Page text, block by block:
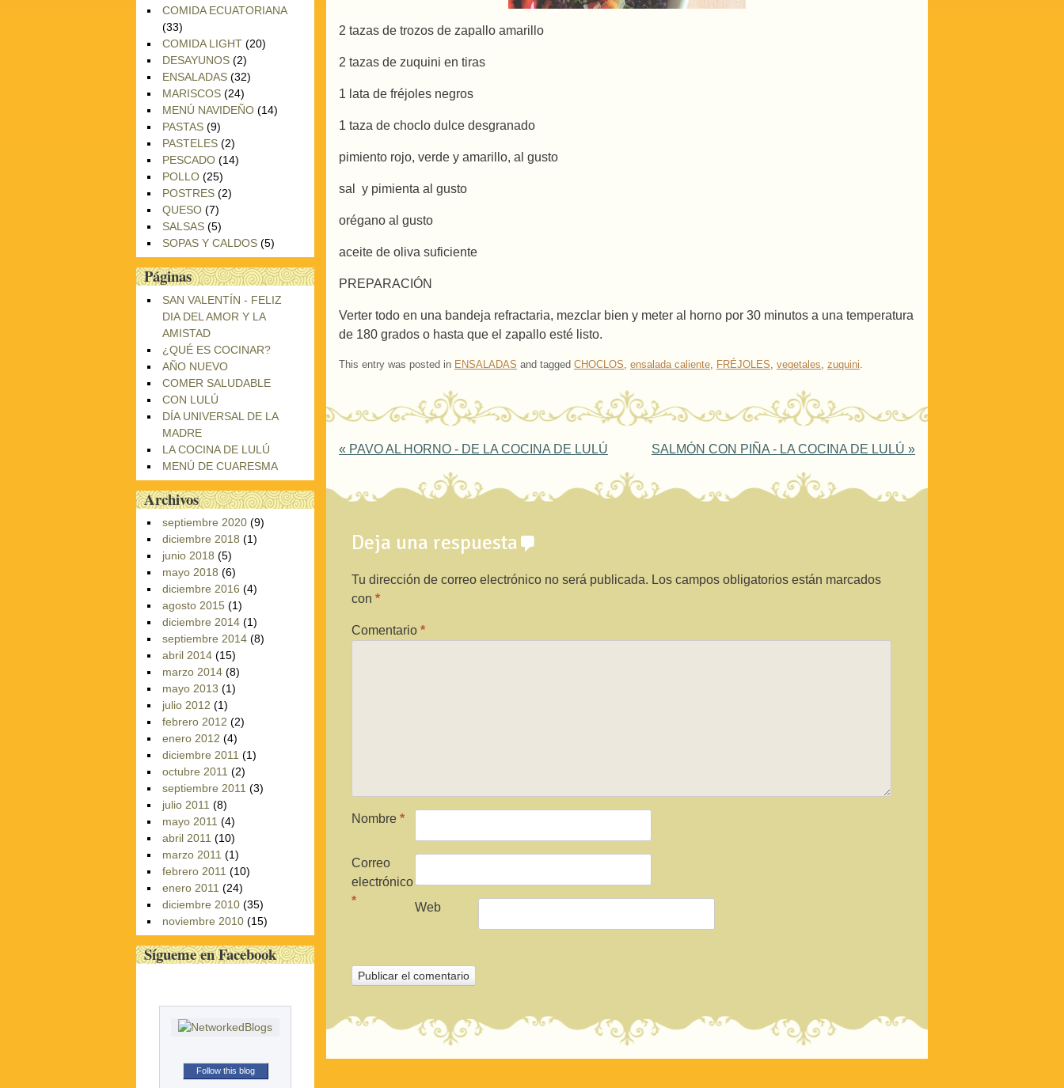
2 tazas de trozos de zapallo amarillo
2 tazas de zuquini en tiras
1 lata de fréjoles negros
1 taza de choclo dulce desgranado
pimiento rojo, verde y amarillo, al gusto
sal y pimienta al gusto
orégano al gusto
aceite de oliva suficiente
PREPARACIÓN
Verter todo en una bandeja refractaria, mezclar bien y meter al horno por 30 minutos a una temperatura
de 180 grados o hasta que el zapallo esté listo.
This entry was posted in ENSALADAS and tagged CHOCLOS, ensalada caliente, FRÉJOLES, vegetales, zuquini.
Post navigation
« PAVO AL HORNO - DE LA COCINA DE LULÚ SALMÓN CON PIÑA - LA COCINA DE LULÚ »
Deja una respuesta
Tu dirección de correo electrónico no será publicada. Los campos obligatorios están marcados
con *
Comentario *
Nombre *
Correo
electrónico
*
Web
COMIDA ECUATORIANA
(33)
COMIDA LIGHT (20)
DESAYUNOS (2)
ENSALADAS (32)
MARISCOS (24)
MENÚ NAVIDEÑO (14)
PASTAS (9)
PASTELES (2)
PESCADO (14)
POLLO (25)
POSTRES (2)
QUESO (7)
SALSAS (5)
SOPAS Y CALDOS (5)
Páginas
SAN VALENTÍN - FELIZ
DIA DEL AMOR Y LA
AMISTAD
¿QUÉ ES COCINAR?
AÑO NUEVO
COMER SALUDABLE
CON LULÚ
DÍA UNIVERSAL DE LA
MADRE
LA COCINA DE LULÚ
MENÚ DE CUARESMA
Archivos
septiembre 2020 (9)
diciembre 2018 (1)
junio 2018 (5)
mayo 2018 (6)
diciembre 2016 (4)
agosto 2015 (1)
diciembre 2014 (1)
septiembre 2014 (8)
abril 2014 (15)
marzo 2014 (8)
mayo 2013 (1)
julio 2012 (1)
febrero 2012 (2)
enero 2012 (4)
diciembre 2011 (1)
octubre 2011 (2)
septiembre 2011 (3)
julio 2011 (8)
mayo 2011 (4)
abril 2011 (10)
marzo 2011 (1)
febrero 2011 (10)
enero 2011 (24)
diciembre 2010 (35)
noviembre 2010 (15)
Sígueme en Facebook
Follow this blog